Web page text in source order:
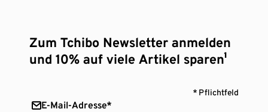
Zum Tchibo Newsletter anmelden
und 10% auf viele Artikel sparen¹
* Pflichtfeld
E-Mail-Adresse*